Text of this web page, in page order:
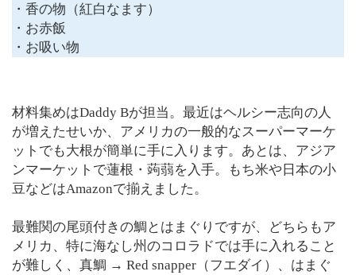
・香の物（紅白なます）
・お赤飯
・お吸い物
材料集めはDaddy Bが担当。最近はヘルシー志向の人
が増えたせいか、アメリカの一般的なスーパーマーケ
ットでも大根が簡単に手に入ります。あとは、アジア
ンマーケットで蓮根・蒟蒻を入手。もち米や日本の小
豆などはAmazonで揃えました。
最難関の尾頭付きの鯛とはまぐりですが、どちらもア
メリカ、特に海なし州のコロラドでは手に入れること
が難しく、真鯛 → Red snapper（フエダイ）、はまぐ